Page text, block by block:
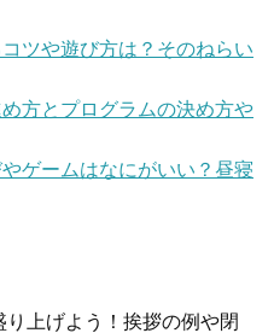
ツや遊び方は？そのねらい
方とプログラムの決め方や
ゲームはなにがいい？昼寝
上げよう！挨拶の例や閉